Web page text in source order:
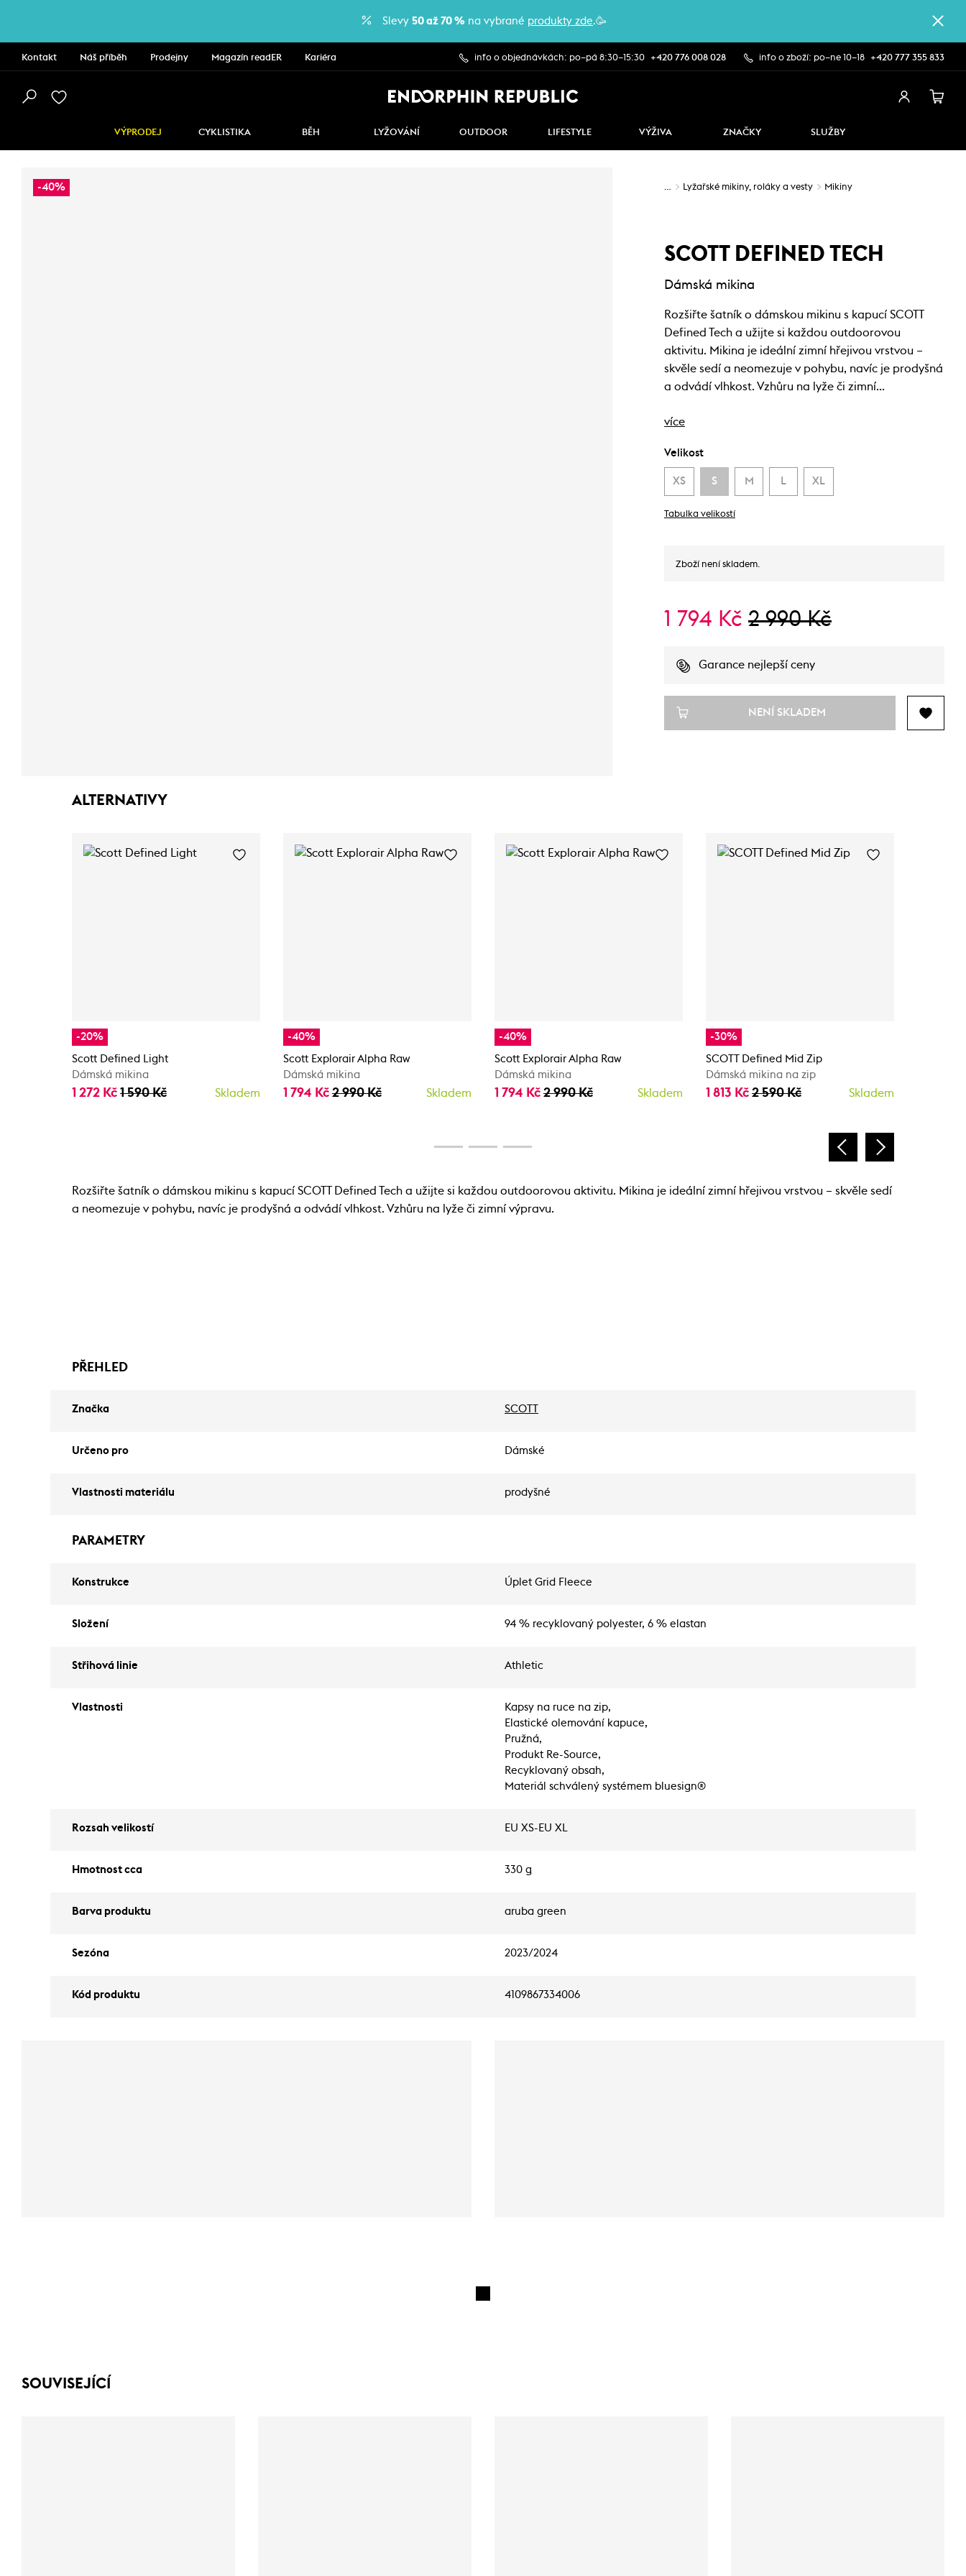
Slevy 50 až 70 % na vybrané produkty zde.🥳
Kontakt Náš příběh Prodejny Magazín readER Kariéra info o objednávkách: po–pá 8:30–15:30 +420 776 008 028 info o zboží: po–ne 10–18 +420 777 355 833
VÝPRODEJ CYKLISTIKA BĚH LYŽOVÁNÍ OUTDOOR LIFESTYLE VÝŽIVA ZNAČKY SLUŽBY
-40% … Lyžařské mikiny, roláky a vesty Mikiny
SCOTT DEFINED TECH
Dámská mikina
Rozšiřte šatník o dámskou mikinu s kapucí SCOTT
Defined Tech a užijte si každou outdoorovou
aktivitu. Mikina je ideální zimní hřejivou vrstvou –
skvěle sedí a neomezuje v pohybu, navíc je prodyšná
a odvádí vlhkost. Vzhůru na lyže či zimní…
více
Velikost
XS S M L XL
Tabulka velikostí
Zboží není skladem.
1 794 Kč 2 990 Kč
Garance nejlepší ceny
NENÍ SKLADEM
ALTERNATIVY
-20%
Scott Defined Light
Dámská mikina
1 272 Kč 1 590 Kč Skladem
-40%
Scott Explorair Alpha Raw
Dámská mikina
1 794 Kč 2 990 Kč Skladem
-40%
Scott Explorair Alpha Raw
Dámská mikina
1 794 Kč 2 990 Kč Skladem
-30%
SCOTT Defined Mid Zip
Dámská mikina na zip
1 813 Kč 2 590 Kč Skladem
Rozšiřte šatník o dámskou mikinu s kapucí SCOTT Defined Tech a užijte si každou outdoorovou aktivitu. Mikina je ideální zimní hřejivou vrstvou – skvěle sedí
a neomezuje v pohybu, navíc je prodyšná a odvádí vlhkost. Vzhůru na lyže či zimní výpravu.
PŘEHLED
Značka SCOTT
Určeno pro Dámské
Vlastnosti materiálu prodyšné
PARAMETRY
Konstrukce Úplet Grid Fleece
Složení 94 % recyklovaný polyester, 6 % elastan
Střihová linie Athletic
Vlastnosti
Kapsy na ruce na zip,
Elastické olemování kapuce,
Pružná,
Produkt Re-Source,
Recyklovaný obsah,
Materiál schválený systémem bluesign®
Rozsah velikostí EU XS-EU XL
Hmotnost cca 330 g
Barva produktu aruba green
Sezóna 2023/2024
Kód produktu 4109867334006
SOUVISEJÍCÍ